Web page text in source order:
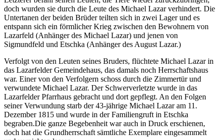
doch wurden sie durch die Leute des Michael Lazar verhindert. Die
Untertanen der beiden Brüder teilten sich in zwei Lager und es
entspann sich ein förmlicher Krieg zwischen den Bewohnern von
Lazarfeld (Anhänger des Michael Lazar) und jenen von
Sigmundfeld und Etschka (Anhänger des August Lazar.)
Verfolgt von den Leuten seines Bruders, flüchtete Michael Lazar in
das Lazarfelder Gemeindehaus, das damals noch Herrschaftshaus
war. Einer von den Verfolgern schoss durch die Zimmertür und
verwundete Michael Lazar. Der Schwerverletzte wurde in das
Lazarfelder Pfarrhaus gebracht und dort gepflegt. An den Folgen
seiner Verwundung starb der 43-jährige Michael Lazar am 11.
Dezember 1815 und wurde in der Familiengruft in Etschka
begraben.Die ganze Begebenheit war auch in Druck erschienen,
doch hat die Grundherrschaft sämtliche Exemplare eingesammelt